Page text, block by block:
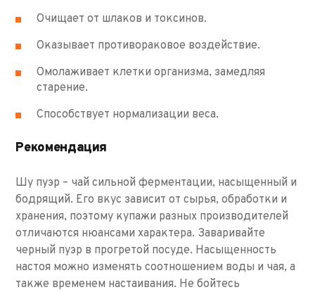
Очищает от шлаков и токсинов.
Оказывает противораковое воздействие.
Омолаживает клетки организма, замедляя
старение.
Способствует нормализации веса.
Рекомендация
Шу пуэр – чай сильной ферментации, насыщенный и
бодрящий. Его вкус зависит от сырья, обработки и
хранения, поэтому купажи разных производителей
отличаются нюансами характера. Заваривайте
черный пуэр в прогретой посуде. Насыщенность
настоя можно изменять соотношением воды и чая, а
также временем настаивания. Не бойтесь